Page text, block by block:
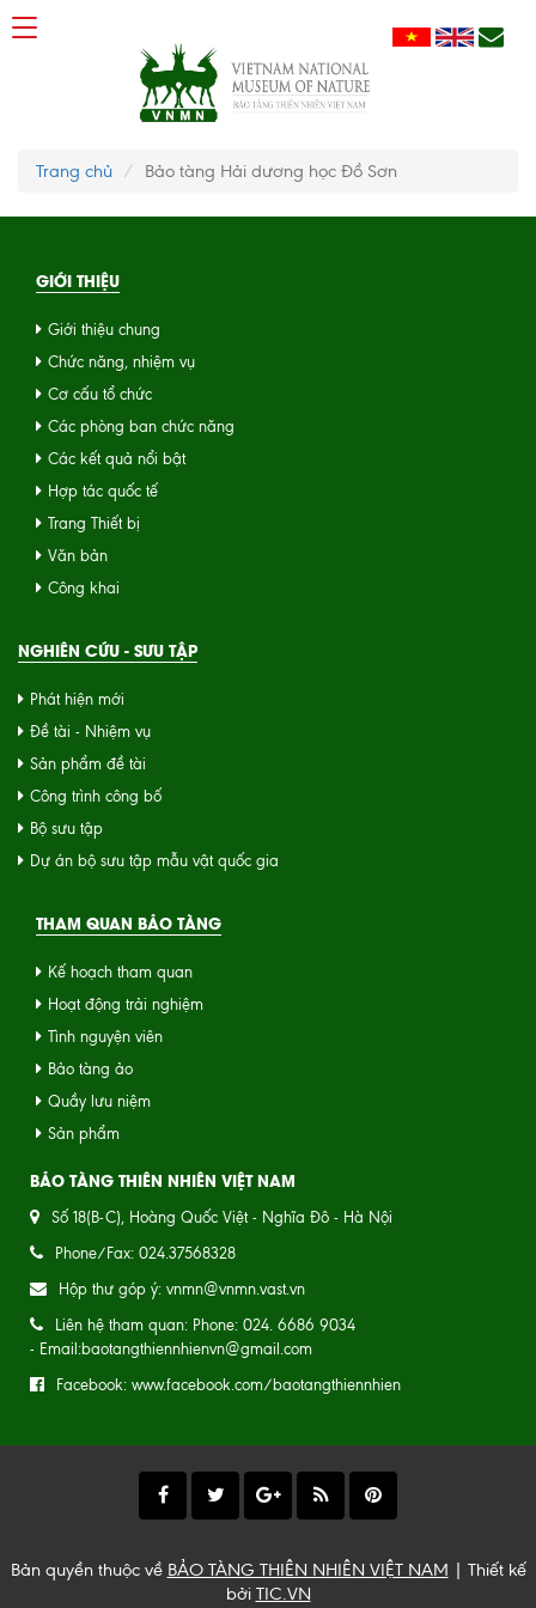
Trang chủ Bảo tàng Hải dương học Đồ Sơn
GIỚI THIỆU
Giới thiệu chung
Chức năng, nhiệm vụ
Cơ cấu tổ chức
Các phòng ban chức năng
Các kết quả nổi bật
Hợp tác quốc tế
Trang Thiết bị
Văn bản
Công khai
NGHIÊN CỨU - SƯU TẬP
Phát hiện mới
Đề tài - Nhiệm vụ
Sản phẩm đề tài
Công trình công bố
Bộ sưu tập
Dự án bộ sưu tập mẫu vật quốc gia
THAM QUAN BẢO TÀNG
Kế hoạch tham quan
Hoạt động trải nghiệm
Tình nguyện viên
Bảo tàng ảo
Quầy lưu niệm
Sản phẩm
BẢO TÀNG THIÊN NHIÊN VIỆT NAM
Số 18(B-C), Hoàng Quốc Việt - Nghĩa Đô - Hà Nội
Phone/Fax: 024.37568328
Hộp thư góp ý: vnmn@vnmn.vast.vn
Liên hệ tham quan: Phone: 024. 6686 9034
- Email:baotangthiennhienvn@gmail.com
Facebook: www.facebook.com/baotangthiennhien
Bản quyền thuộc về BẢO TÀNG THIÊN NHIÊN VIỆT NAM | Thiết kế
bởi TIC.VN